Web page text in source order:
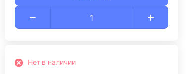
Нет в наличии